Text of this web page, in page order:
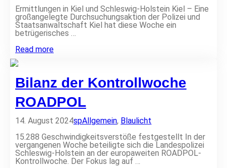
i
c
h
k
e
t
t
:
S
t
d
t
d
e
l
n
n
l
e
n
s
Ermittlungen in Kiel und Schleswig-Holstein Kiel – Eine
großangelegte Durchsuchungsaktion der Polizei und
Staatsanwaltschaft Kiel hat diese Woche ein
betrügerisches …
Read moreB
u
g
s
m
s
h
e
m
i
Bilanz der Kontrollwoche
ROADPOL
14. August 2024spAllgemein, Blaulicht
15.288 Geschwindigkeitsverstöße festgestellt In der
vergangenen Woche beteiligte sich die Landespolizei
Schleswig-Holstein an der europaweiten ROADPOL-
Kontrollwoche. Der Fokus lag auf …